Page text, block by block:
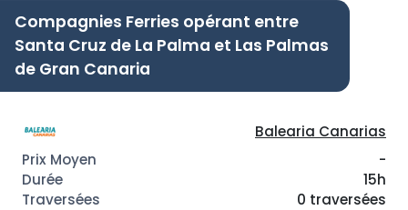
Compagnies Ferries opérant entre
Santa Cruz de La Palma et Las Palmas
de Gran Canaria
Balearia Canarias
-
15h
0 traversées